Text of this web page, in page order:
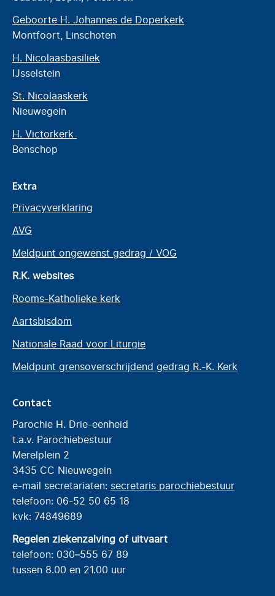
Geboorte H. Johannes de Doperkerk
Montfoort, Linschoten
H. Nicolaasbasiliek
IJsselstein
St. Nicolaaskerk
Nieuwegein
H. Victorkerk
Benschop
Extra
Privacyverklaring
AVG
Meldpunt ongewenst gedrag / VOG
R.K. websites
Rooms-Katholieke kerk
Aartsbisdom
Nationale Raad voor Liturgie
Meldpunt grensoverschrijdend gedrag R.-K. Kerk
Contact
Parochie H. Drie-eenheid
t.a.v. Parochiebestuur
Merelplein 2
3435 CC Nieuwegein
e-mail secretariaten: secretaris parochiebestuur
telefoon: 06-52 50 65 18
kvk: 74849689
Regelen ziekenzalving of uitvaart
telefoon: 030–555 67 89
tussen 8.00 en 21.00 uur